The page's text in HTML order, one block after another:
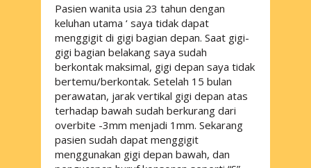
Pasien wanita usia 23 tahun dengan
keluhan utama ‘ saya tidak dapat
menggigit di gigi bagian depan. Saat gigi-
gigi bagian belakang saya sudah
berkontak maksimal, gigi depan saya tidak
bertemu/berkontak. Setelah 15 bulan
perawatan, jarak vertikal gigi depan atas
terhadap bawah sudah berkurang dari
overbite -3mm menjadi 1mm. Sekarang
pasien sudah dapat menggigit
menggunakan gigi depan bawah, dan